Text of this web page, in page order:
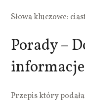
Słowa kluczowe:
Porady –
informacje
Przepis który